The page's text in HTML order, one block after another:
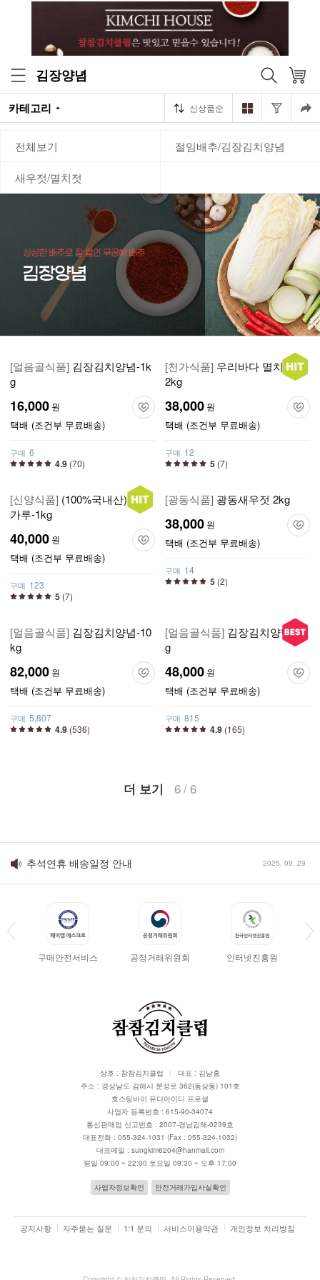
김장양념
카테고리 신상품순
전체보기 절임배추/김장김치양념
새우젓/멸치젓
[얼음골식품] 김장김치양념-1k
g
16,000 원
택배 (조건부 무료배송)
구매 6
4.9 (70)
[천가식품] 우리바다 멸치액젓
2kg
38,000 원
택배 (조건부 무료배송)
구매 12
5 (7)
[신양식품] (100%국내산)고춧
가루-1kg
40,000 원
택배 (조건부 무료배송)
구매 123
5 (7)
[광동식품] 광동새우젓 2kg
38,000 원
택배 (조건부 무료배송)
구매 14
5 (2)
[얼음골식품] 김장김치양념-10
kg
82,000 원
택배 (조건부 무료배송)
구매 5,807
4.9 (536)
[얼음골식품] 김장김치양념-5k
g
48,000 원
택배 (조건부 무료배송)
구매 815
4.9 (165)
더 보기 6/6
추석연휴 배송일정 안내 2025. 09. 29
구매안전서비스 공정거래위원회 인터넷진흥원
상호 : 참참김치클럽
대표 : 김남홍
주소 : 경상남도 김해시 분성로 362(동상동) 101호
호스팅바이 유디아이디 프로셀
사업자 등록번호 : 615-90-34074
통신판매업 신고번호 : 2007-경남김해-0239호
대표전화 : 055-324-1031 (Fax : 055-324-1032)
대표메일 : sungkim6204@hanmail.com
평일 09:00 ~ 22:00 토요일 09:30 ~ 오후 17:00
사업자정보확인 안전거래가입사실확인
공지사항 자주묻는 질문 1:1 문의 서비스이용약관 개인정보 처리방침